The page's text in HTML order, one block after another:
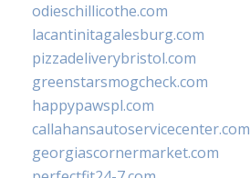
odieschillicothe.com
lacantinitagalesburg.com
pizzadeliverybristol.com
greenstarsmogcheck.com
happypawspl.com
callahansautoservicecenter.com
georgiascornermarket.com